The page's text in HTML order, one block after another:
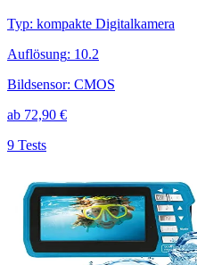
Typ: kompakte Digitalkamera
Auflösung: 10.2
Bildsensor: CMOS
ab 72,90 €
9 Tests